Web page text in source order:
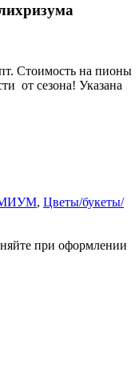
Стоимость на пионы
от сезона! Указана
, Цветы/букеты/
при оформлении